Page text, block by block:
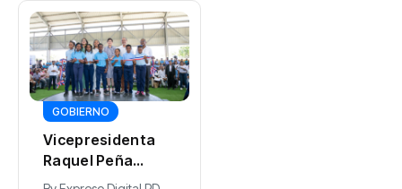
su nueva
infraestructura
deportiva
GOBIERNO
Vicepresidenta
Raquel Peña
entrega techado